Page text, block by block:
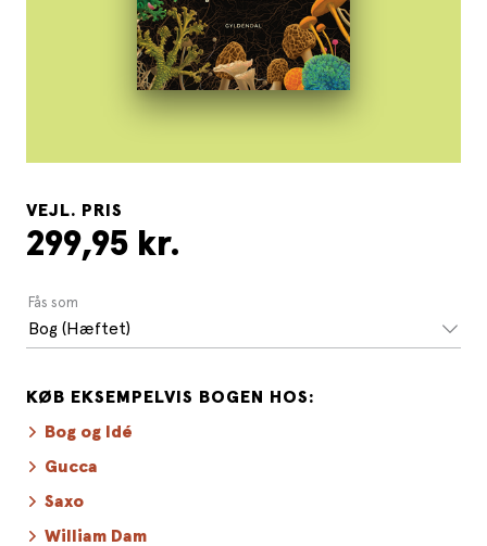
VEJL. PRIS
299,95 kr.
Fås som
Bog (Hæftet)
KØB EKSEMPELVIS BOGEN HOS:
Bog og Idé
Gucca
Saxo
William Dam